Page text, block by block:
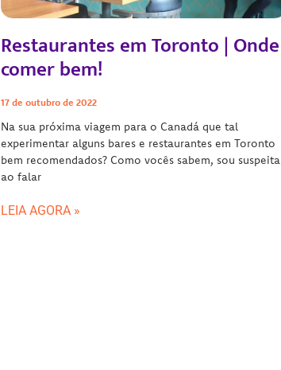
Restaurantes em Toronto | Onde
comer bem!
17 de outubro de 2022
Na sua próxima viagem para o Canadá que tal
experimentar alguns bares e restaurantes em Toronto
bem recomendados? Como vocês sabem, sou suspeita
ao falar
LEIA AGORA »